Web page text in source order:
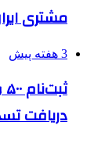
مشتری
3 هفته پیش
دریافت